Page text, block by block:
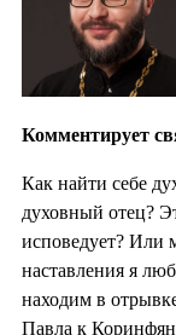
Комментирует
Как найти себе
духовный отец?
исповедует? Или
наставления я
находим в
Павла к